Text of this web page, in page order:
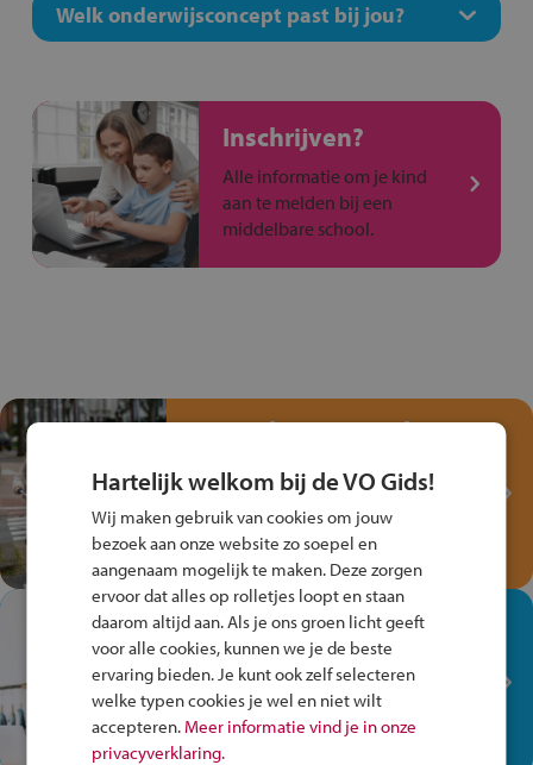
Welk onderwijsconcept past bij jou?
Inschrijven?
Alle informatie om je kind
aan te melden bij een
middelbare school.
Test je kennis met het
Verkeersspel!
Speel het Fiets Veilig Verkeersspel
en win een Cortina-fiets!
In de winkel ben je op je
plek!
Ontdek via het vmbo jouw talent
op de winkelvloer, waar elke dag
anders is!
Hartelijk welkom bij de VO Gids!
Wij maken gebruik van cookies om jouw
bezoek aan onze website zo soepel en
aangenaam mogelijk te maken. Deze zorgen
ervoor dat alles op rolletjes loopt en staan
daarom altijd aan. Als je ons groen licht geeft
voor alle cookies, kunnen we je de beste
ervaring bieden. Je kunt ook zelf selecteren
welke typen cookies je wel en niet wilt
accepteren. Meer informatie vind je in onze
privacyverklaring.